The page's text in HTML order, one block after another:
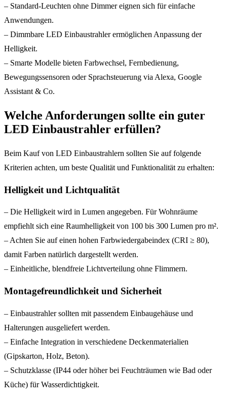
– Standard-Leuchten ohne Dimmer eignen sich für einfache
Anwendungen.
– Dimmbare LED Einbaustrahler ermöglichen Anpassung der
Helligkeit.
– Smarte Modelle bieten Farbwechsel, Fernbedienung,
Bewegungssensoren oder Sprachsteuerung via Alexa, Google
Assistant & Co.
Welche Anforderungen sollte ein guter
LED Einbaustrahler erfüllen?
Beim Kauf von LED Einbaustrahlern sollten Sie auf folgende
Kriterien achten, um beste Qualität und Funktionalität zu erhalten:
Helligkeit und Lichtqualität
– Die Helligkeit wird in Lumen angegeben. Für Wohnräume
empfiehlt sich eine Raumhelligkeit von 100 bis 300 Lumen pro m².
– Achten Sie auf einen hohen Farbwiedergabeindex (CRI ≥ 80),
damit Farben natürlich dargestellt werden.
– Einheitliche, blendfreie Lichtverteilung ohne Flimmern.
Montagefreundlichkeit und Sicherheit
– Einbaustrahler sollten mit passendem Einbaugehäuse und
Halterungen ausgeliefert werden.
– Einfache Integration in verschiedene Deckenmaterialien
(Gipskarton, Holz, Beton).
– Schutzklasse (IP44 oder höher bei Feuchträumen wie Bad oder
Küche) für Wasserdichtigkeit.